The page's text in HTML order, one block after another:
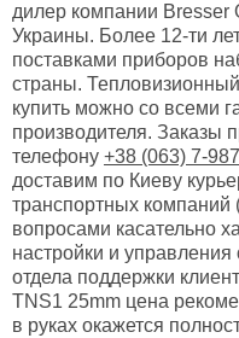
дилер компании Bresser
Украины. Более 12-ти
поставками приборов
страны.
купить можно со всеми
производителя. Заказы
телефону +38 (063) 7-
доставим по Киеву
транспортных
вопросами касательно
настройки и
отдела поддержки
TNS1 25mm цена
в руках окажется